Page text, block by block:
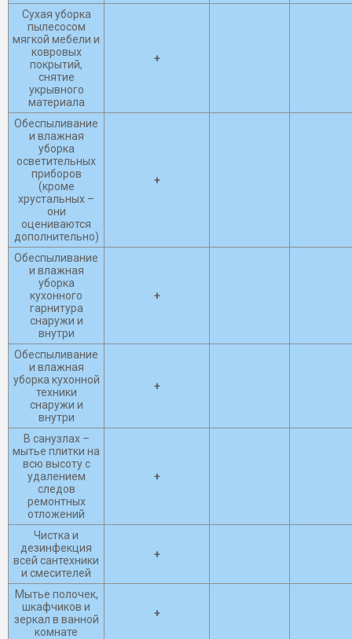
Сухая уборка
пылесосом
мягкой мебели и
ковровых
покрытий,
снятие
укрывного
материала
+
Обеспыливание
и влажная
уборка
осветительных
приборов
(кроме
хрустальных –
они
оцениваются
дополнительно)
+
Обеспыливание
и влажная
уборка
кухонного
гарнитура
снаружи и
внутри
+
Обеспыливание
и влажная
уборка кухонной
техники
снаружи и
внутри
+
В санузлах –
мытье плитки на
всю высоту с
удалением
следов
ремонтных
отложений
+
Чистка и
дезинфекция
всей сантехники
и смесителей
+
Мытье полочек,
шкафчиков и
зеркал в ванной
комнате
+